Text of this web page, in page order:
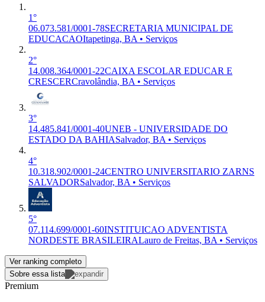
1°
06.073.581/0001-78SECRETARIA MUNICIPAL DE
EDUCACAOItapetinga, BA • Serviços
2°
14.008.364/0001-22CAIXA ESCOLAR EDUCAR E
CRESCERCravolândia, BA • Serviços
3°
14.485.841/0001-40UNEB - UNIVERSIDADE DO
ESTADO DA BAHIASalvador, BA • Serviços
4°
10.318.902/0001-24CENTRO UNIVERSITARIO ZARNS
SALVADORSalvador, BA • Serviços
5°
07.114.699/0001-60INSTITUICAO ADVENTISTA
NORDESTE BRASILEIRALauro de Freitas, BA • Serviços
Ver ranking completo
Sobre essa lista
Premium